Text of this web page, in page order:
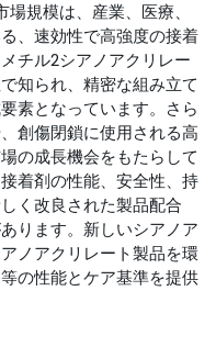
規模は、産業、医療、
、速効性で高強度の接着
チル2シアノアクリレー
知られ、精密な組み立て
素となっています。さら
創傷閉鎖に使用される高
の成長機会をもたらして
着剤の性能、安全性、持
く改良された製品配合
ります。新しいシアノア
ノアクリレート製品を環
の性能とケア基準を提供